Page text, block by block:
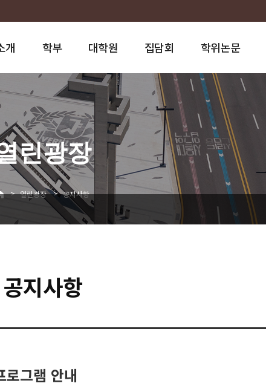
개 학부 대학원 집담회 학위논문
린광장
> 열린광장 > 공지사항
공지사항
로그램 안내